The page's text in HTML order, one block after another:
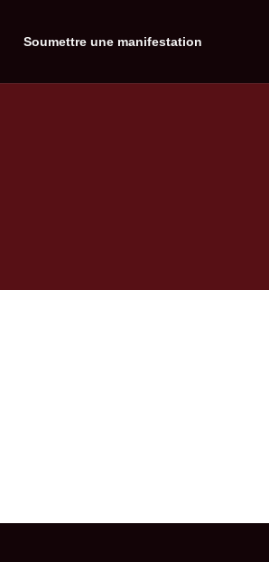
Soumettre une manifestation